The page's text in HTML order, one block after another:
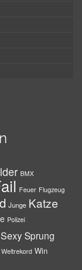
BMX
Feuer Flugzeug
Junge Katze
Polizei
SexySprung
Weltrekord Win